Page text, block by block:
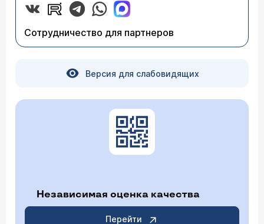
Сотрудничество для партнеров
Версия для слабовидящих
Независимая оценка качества
Перейти